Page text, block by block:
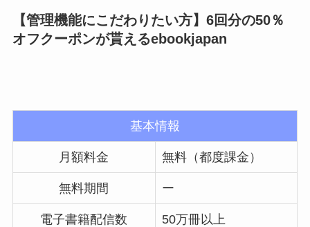
【管理機能にこだわりたい方】6回分の50％
オフクーポンが貰えるebookjapan
基本情報
月額料金 無料（都度課金）
無料期間 ー
電子書籍配信数 50万冊以上